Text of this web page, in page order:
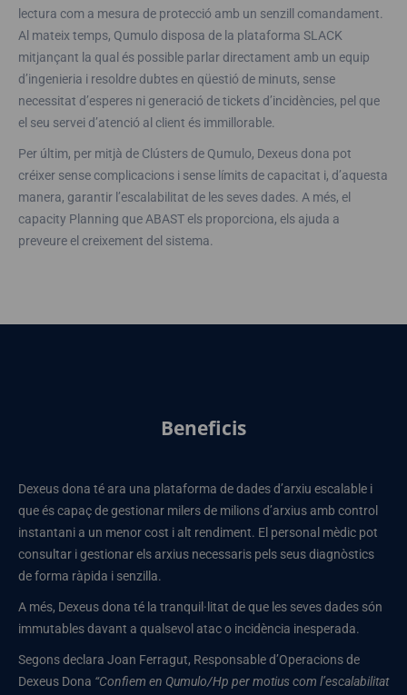
lectura com a mesura de protecció amb un senzill comandament.
Al mateix temps, Qumulo disposa de la plataforma SLACK
mitjançant la qual és possible parlar directament amb un equip
d’ingenieria i resoldre dubtes en qüestió de minuts, sense
necessitat d’esperes ni generació de tickets d’incidències, pel que
el seu servei d’atenció al client és immillorable.
Per últim, per mitjà de Clústers de Qumulo, Dexeus dona pot
créixer sense complicacions i sense límits de capacitat i, d’aquesta
manera, garantir l’escalabilitat de les seves dades. A més, el
capacity Planning que ABAST els proporciona, els ajuda a
preveure el creixement del sistema.
Beneficis
Dexeus dona té ara una plataforma de dades d’arxiu escalable i
que és capaç de gestionar milers de milions d’arxius amb control
instantani a un menor cost i alt rendiment. El personal mèdic pot
consultar i gestionar els arxius necessaris pels seus diagnòstics
de forma ràpida i senzilla.
A més, Dexeus dona té la tranquil·litat de que les seves dades són
immutables davant a qualsevol atac o incidència inesperada.
Segons declara Joan Ferragut, Responsable d’Operacions de
Dexeus Dona “Confiem en Qumulo/Hp per motius com l’escalabilitat